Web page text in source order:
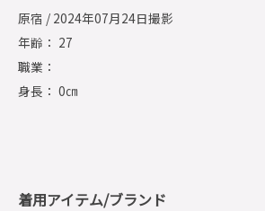
原宿 / 2024年07月24日撮影
年齢： 27
職業：
身長： 0㎝
着用アイテム/ブランド